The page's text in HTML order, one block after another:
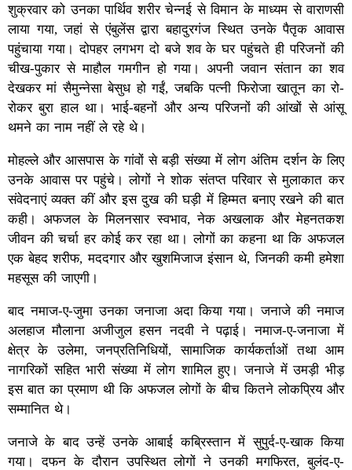
शुक्रवार को उनका पार्थिव शरीर चेन्नई से विमान के माध्यम से वाराणसी
लाया गया, जहां से एंबुलेंस द्वारा बहादुरगंज स्थित उनके पैतृक आवास
पहुंचाया गया। दोपहर लगभग दो बजे शव के घर पहुंचते ही परिजनों की
चीख-पुकार से माहौल गमगीन हो गया। अपनी जवान संतान का शव
देखकर मां सैमुन्नेसा बेसुध हो गईं, जबकि पत्नी फिरोजा खातून का रो-
रोकर बुरा हाल था। भाई-बहनों और अन्य परिजनों की आंखों से आंसू
थमने का नाम नहीं ले रहे थे।
मोहल्ले और आसपास के गांवों से बड़ी संख्या में लोग अंतिम दर्शन के लिए
उनके आवास पर पहुंचे। लोगों ने शोक संतप्त परिवार से मुलाकात कर
संवेदनाएं व्यक्त कीं और इस दुख की घड़ी में हिम्मत बनाए रखने की बात
कही। अफजल के मिलनसार स्वभाव, नेक अखलाक और मेहनतकश
जीवन की चर्चा हर कोई कर रहा था। लोगों का कहना था कि अफजल
एक बेहद शरीफ, मददगार और खुशमिजाज इंसान थे, जिनकी कमी हमेशा
महसूस की जाएगी।
बाद नमाज-ए-जुमा उनका जनाजा अदा किया गया। जनाजे की नमाज
अलहाज मौलाना अजीजुल हसन नदवी ने पढ़ाई। नमाज-ए-जनाजा में
क्षेत्र के उलेमा, जनप्रतिनिधियों, सामाजिक कार्यकर्ताओं तथा आम
नागरिकों सहित भारी संख्या में लोग शामिल हुए। जनाजे में उमड़ी भीड़
इस बात का प्रमाण थी कि अफजल लोगों के बीच कितने लोकप्रिय और
सम्मानित थे।
जनाजे के बाद उन्हें उनके आबाई कब्रिस्तान में सुपुर्द-ए-खाक किया
गया। दफन के दौरान उपस्थित लोगों ने उनकी मगफिरत, बुलंद-ए-